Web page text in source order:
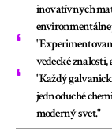
inovatívnych
vedecké
"Každý
jednoduché
moderný svet."